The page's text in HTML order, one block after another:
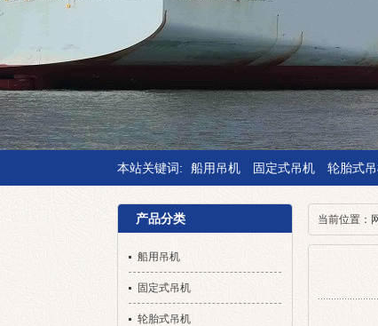
本站关键词: 船用吊机 固定式吊机 轮胎式
当前位置：
产品分类
船用吊机
固定式吊机
轮胎式吊机